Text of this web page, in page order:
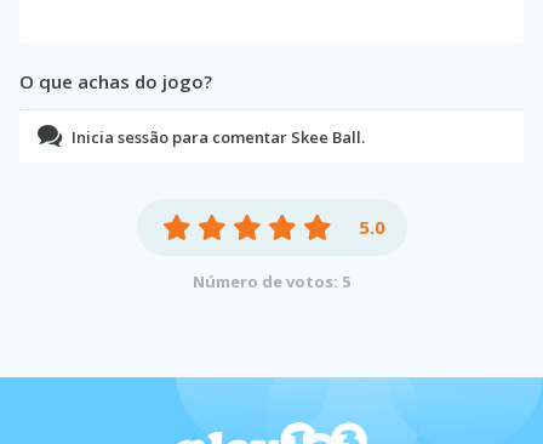
O que achas do jogo?
Inicia sessão para comentar Skee Ball.
5.0
Número de votos: 5